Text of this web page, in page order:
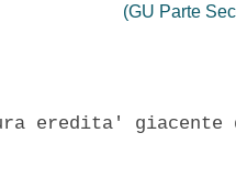
(GU Parte
eredita' giacente